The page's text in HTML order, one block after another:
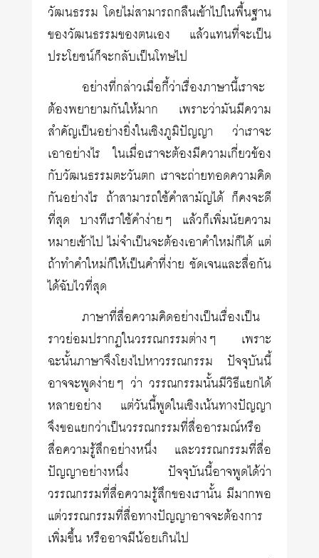
วัฒนธรรม โดยไม่สามารถกลืนเข้าไปในพื้นฐาน
ของวัฒนธรรมของตนเอง แล้วแทนที่จะเป็น
ประโยชน์ก็จะกลับเป็นโทษไป
อย่างที่กล่าวเมื่อกี้ว่าเรื่องภาษานี้เราจะ
ต้องพยายามกันให้มาก เพราะว่ามันมีความ
สำคัญเป็นอย่างยิ่งในเชิงภูมิปัญญา ว่าเราจะ
เอาอย่างไร ในเมื่อเราจะต้องมีความเกี่ยวข้อง
กับวัฒนธรรมตะวันตก เราจะถ่ายทอดความคิด
กันอย่างไร ถ้าสามารถใช้คำสามัญได้ ก็คงจะดี
ที่สุด บางทีเราใช้คำง่ายๆ แล้วก็เพิ่มนัยความ
หมายเข้าไป ไม่จำเป็นจะต้องเอาคำใหม่ก็ได้ แต่
ถ้าทำคำใหม่ก็ให้เป็นคำที่ง่าย ชัดเจนและสื่อกัน
ได้ฉับไวที่สุด
ภาษาที่สื่อความคิดอย่างเป็นเรื่องเป็น
ราวย่อมปรากฏในวรรณกรรมต่างๆ เพราะ
ฉะนั้นภาษาจึงโยงไปหาวรรณกรรม ปัจจุบันนี้
อาจจะพูดง่ายๆ ว่า วรรณกรรมนั้นมีวิธีแยกได้
หลายอย่าง แต่วันนี้พูดในเชิงเน้นทางปัญญา
จึงขอแยกว่าเป็นวรรณกรรมที่สื่ออารมณ์หรือ
สื่อความรู้สึกอย่างหนึ่ง และวรรณกรรมที่สื่อ
ปัญญาอย่างหนึ่ง ปัจจุบันนี้อาจพูดได้ว่า
วรรณกรรมที่สื่อความรู้สึกของเรานั้น มีมากพอ
แต่วรรณกรรมที่สื่อทางปัญญาอาจจะต้องการ
เพิ่มขึ้น หรืออาจมีน้อยเกินไป